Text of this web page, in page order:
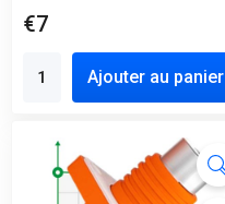
€7
Ajouter au panier